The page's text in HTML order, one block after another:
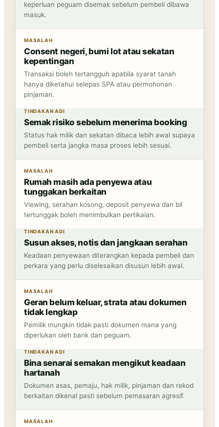
keperluan peguam disemak sebelum pembeli dibawa
masuk.
MASALAH
Consent negeri, bumi lot atau sekatan
kepentingan
Transaksi boleh tertangguh apabila syarat tanah
hanya diketahui selepas SPA atau permohonan
pinjaman.
TINDAKAN ADI
Semak risiko sebelum menerima booking
Status hak milik dan sekatan dibaca lebih awal supaya
pembeli serta jangka masa proses lebih sesuai.
MASALAH
Rumah masih ada penyewa atau
tunggakan berkaitan
Viewing, serahan kosong, deposit penyewa dan bil
tertunggak boleh menimbulkan pertikaian.
TINDAKAN ADI
Susun akses, notis dan jangkaan serahan
Keadaan penyewaan diterangkan kepada pembeli dan
perkara yang perlu diselesaikan disusun lebih awal.
MASALAH
Geran belum keluar, strata atau dokumen
tidak lengkap
Pemilik mungkin tidak pasti dokumen mana yang
diperlukan oleh bank dan peguam.
TINDAKAN ADI
Bina senarai semakan mengikut keadaan
hartanah
Dokumen asas, pemaju, hak milik, pinjaman dan rekod
berkaitan dikenal pasti sebelum pemasaran agresif.
MASALAH